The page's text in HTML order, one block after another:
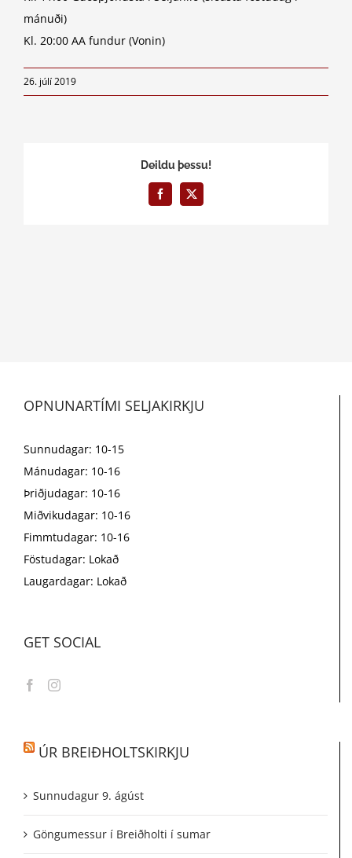
mánuði)
Kl. 20:00 AA fundur (Vonin)
26. júlí 2019
Deildu þessu!
Facebook
X
OPNUNARTÍMI SELJAKIRKJU
Sunnudagar: 10-15
Mánudagar: 10-16
Þriðjudagar: 10-16
Miðvikudagar: 10-16
Fimmtudagar: 10-16
Föstudagar: Lokað
Laugardagar: Lokað
GET SOCIAL
ÚR BREIÐHOLTSKIRKJU
Sunnudagur 9. ágúst
Göngumessur í Breiðholti í sumar